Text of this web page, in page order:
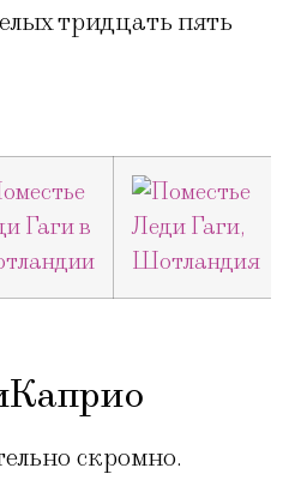
тридцать пять
скромно.